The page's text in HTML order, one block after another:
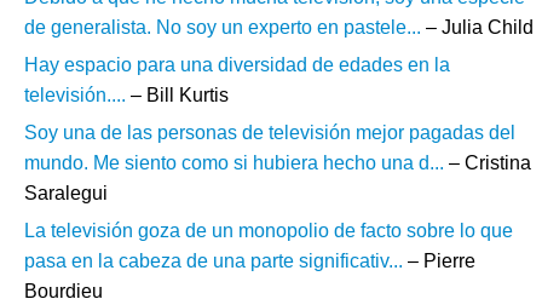
de generalista. No soy un experto en pastele... – Julia Child
Hay espacio para una diversidad de edades en la
televisión.... – Bill Kurtis
Soy una de las personas de televisión mejor pagadas del
mundo. Me siento como si hubiera hecho una d... – Cristina
Saralegui
La televisión goza de un monopolio de facto sobre lo que
pasa en la cabeza de una parte significativ... – Pierre
Bourdieu